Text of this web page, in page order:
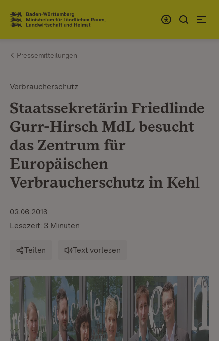
Zum Inhalt springen
Link zur Startseite
Pressemitteilungen
Verbraucherschutz
Staatssekretärin Friedlinde
Gurr-Hirsch MdL besucht
das Zentrum für
Europäischen
Verbraucherschutz in Kehl
03.06.2016
Lesezeit: 3 Minuten
Teilen Text vorlesen